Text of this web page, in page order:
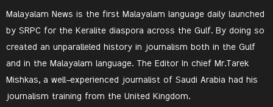
Malayalam News is the first Malayalam language daily launched
by SRPC for the Keralite diaspora across the Gulf. By doing so
created an unparalleled history in journalism both in the Gulf
and in the Malayalam language. The Editor In chief Mr.Tarek
Mishkas, a well-experienced journalist of Saudi Arabia had his
journalism training from the United Kingdom.